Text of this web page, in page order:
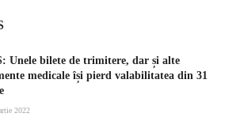
Unele bilete de trimitere, dar și alte
medicale își pierd valabilitatea din 31
2022